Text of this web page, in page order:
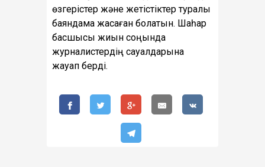
өзгерістер және жетістіктер туралы
баяндама жасаған болатын. Шаһар
басшысы жиын соңында
журналистердің сауалдарына
жауап берді.